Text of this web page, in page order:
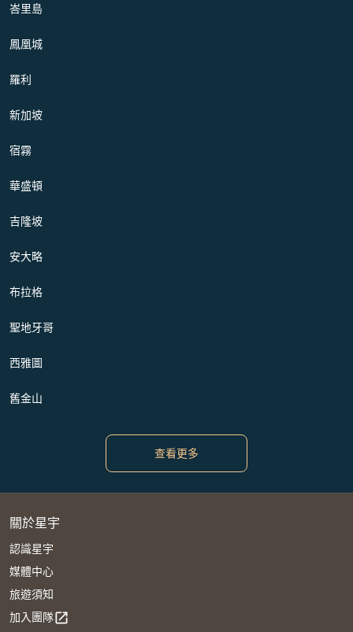
峇里島
鳳凰城
羅利
新加坡
宿霧
華盛頓
吉隆坡
安大略
布拉格
聖地牙哥
西雅圖
舊金山
查看更多
關於星宇
認識星宇
媒體中心
旅遊須知
加入團隊open_in_new